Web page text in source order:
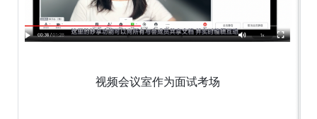
视频会议室作为面试考场